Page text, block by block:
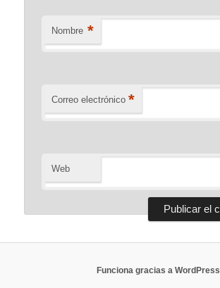
Nombre *
Correo electrónico *
Web
Funciona gracias a WordPress